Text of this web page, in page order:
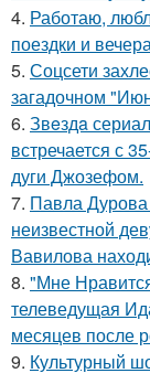
4. Работаю,
поездки и
5. Соцсети
загадочном
6. Звeздa
встречается с
дуги Джозефом.
7. Павла
неизвестной
Вавилова
8. "Мне
телеведущая
месяцев после
9. Культурный